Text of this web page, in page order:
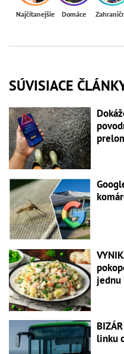
Najčítanejšie Domáce
SÚVISIACE
jednu
linku